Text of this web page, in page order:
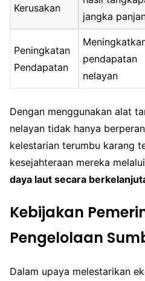
Kerusakan
jangka
Peningkatan
Pendapatan
pendapatan
nelayan
Dengan menggunakan alat
nelayan tidak hanya
kelestarian terumbu karang
kesejahteraan mereka melalui
daya laut secara
Kebijakan
Pengelolaan
Dalam upaya melestarikan